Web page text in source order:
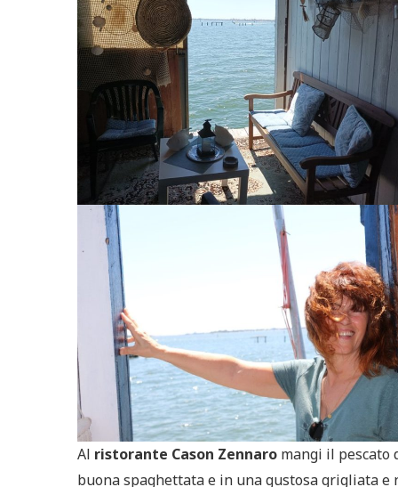
Al ristorante Cason Zennaro mangi il pescato
buona spaghettata e in una gustosa grigliata e